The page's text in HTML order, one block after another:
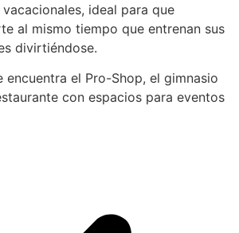
ideal para que
al mismo tiempo que entrenan sus
divirtiéndose.
encuentra el Pro-Shop, el gimnasio
con espacios para eventos